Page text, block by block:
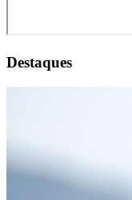
Destaques